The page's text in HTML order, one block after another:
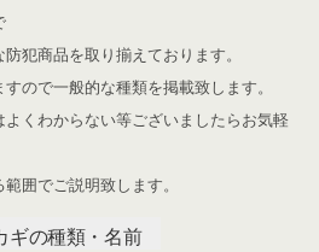
防犯商品を取り揃えております。
ので一般的な種類を掲載致します。
くわからない等ございましたらお気軽
囲でご説明致します。
ギの種類・名前